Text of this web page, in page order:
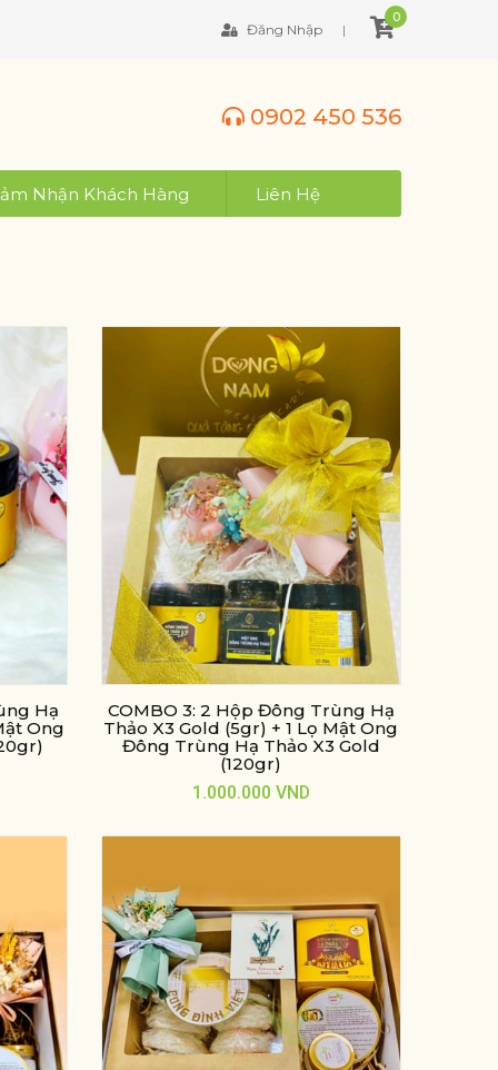
Đăng Nhập
0
0902 450 536
Nhận Khách Hàng Liên Hệ
Hạ
Ong
COMBO 3: 2 Hộp Đông Trùng Hạ
Thảo X3 Gold (5gr) + 1 Lọ Mật Ong
Đông Trùng Hạ Thảo X3 Gold
(120gr)
1.000.000 VND